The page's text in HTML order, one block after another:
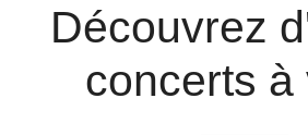
Découvrez
concerts à